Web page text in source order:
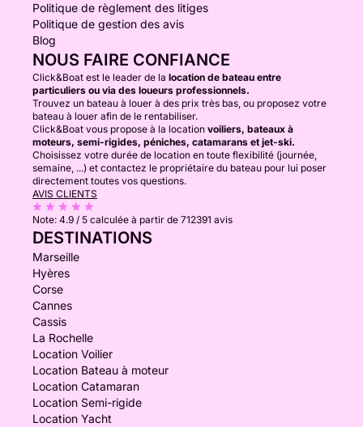
Politique de règlement des litiges
Politique de gestion des avis
Blog
NOUS FAIRE CONFIANCE
Click&Boat est le leader de la location de bateau entre
particuliers ou via des loueurs professionnels.
Trouvez un bateau à louer à des prix très bas, ou proposez votre
bateau à louer afin de le rentabiliser.
Click&Boat vous propose à la location voiliers, bateaux à
moteurs, semi-rigides, péniches, catamarans et jet-ski.
Choisissez votre durée de location en toute flexibilité (journée,
semaine, ...) et contactez le propriétaire du bateau pour lui poser
directement toutes vos questions.
AVIS CLIENTS
Note: 4.9 / 5 calculée à partir de 712391 avis
DESTINATIONS
Marseille
Hyères
Corse
Cannes
Cassis
La Rochelle
Location Voilier
Location Bateau à moteur
Location Catamaran
Location Semi-rigide
Location Yacht